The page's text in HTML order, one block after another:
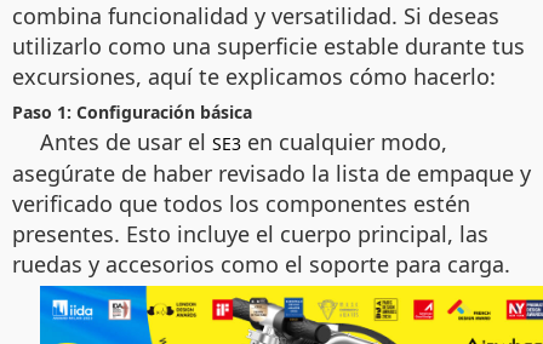
combina funcionalidad y versatilidad. Si deseas
utilizarlo como una superficie estable durante tus
excursiones, aquí te explicamos cómo hacerlo:
Paso 1: Configuración básica
Antes de usar el SE3 en cualquier modo,
asegúrate de haber revisado la lista de empaque y
verificado que todos los componentes estén
presentes. Esto incluye el cuerpo principal, las
ruedas y accesorios como el soporte para carga.